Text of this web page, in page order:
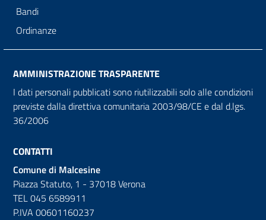
Bandi
Ordinanze
AMMINISTRAZIONE TRASPARENTE
I dati personali pubblicati sono riutilizzabili solo alle condizioni
previste dalla direttiva comunitaria 2003/98/CE e dal d.lgs.
36/2006
CONTATTI
Comune di Malcesine
Piazza Statuto, 1 - 37018 Verona
TEL 045 6589911
P.IVA 00601160237